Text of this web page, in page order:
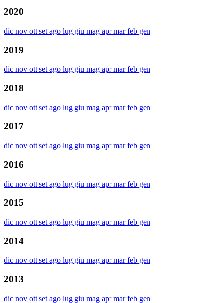
2020
dic nov ott set ago lug giu mag aprmarfeb gen
2019
dic nov ott set ago lug giu mag aprmarfeb gen
2018
dic nov ott set ago lug giu mag aprmarfeb gen
2017
dic nov ott set ago lug giu mag aprmarfeb gen
2016
dic nov ott set ago lug giu mag aprmarfeb gen
2015
dic nov ott set ago lug giu mag aprmarfeb gen
2014
dic nov ottsetago lug giu mag aprmarfeb gen
2013
dic nov ott set ago lug giu mag aprmarfeb gen